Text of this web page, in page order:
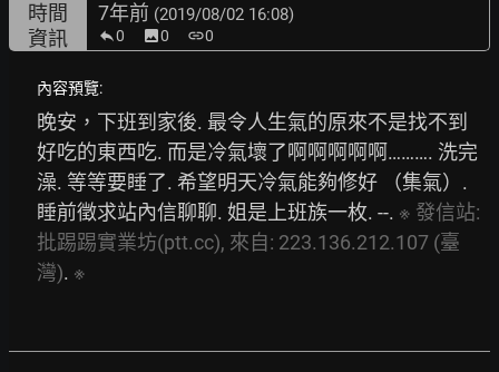
時間 7年前 (2019/08/02 16:08)
資訊 0 image0 link0
內容預覽:
晚安，下班到家後. 最令人生氣的原來不是找不到
好吃的東西吃. 而是冷氣壞了啊啊啊啊啊………. 洗完
澡. 等等要睡了. 希望明天冷氣能夠修好 （集氣）.
睡前徵求站內信聊聊. 姐是上班族一枚. --. ※ 發信站:
批踢踢實業坊(ptt.cc), 來自: 223.136.212.107 (臺
灣). ※